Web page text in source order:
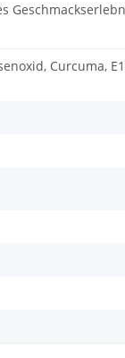
Curcuma,